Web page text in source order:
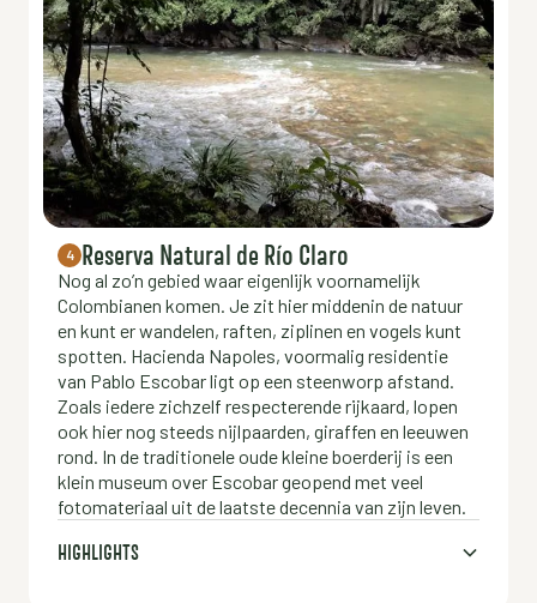
4 Reserva Natural de Río Claro
Nog al zo’n gebied waar eigenlijk voornamelijk
Colombianen komen. Je zit hier middenin de natuur
en kunt er wandelen, raften, ziplinen en vogels kunt
spotten. Hacienda Napoles, voormalig residentie
van Pablo Escobar ligt op een steenworp afstand.
Zoals iedere zichzelf respecterende rijkaard, lopen
ook hier nog steeds nijlpaarden, giraffen en leeuwen
rond. In de traditionele oude kleine boerderij is een
klein museum over Escobar geopend met veel
fotomateriaal uit de laatste decennia van zijn leven.
HIGHLIGHTS